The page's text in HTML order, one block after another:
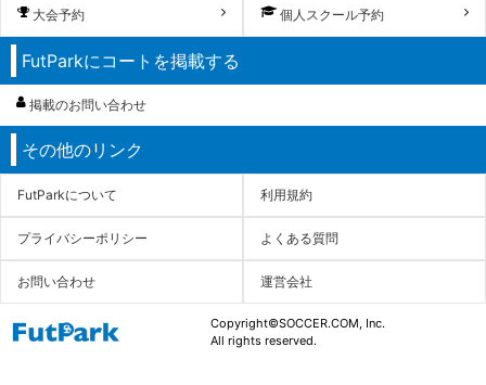
大会予約 個人スクール予約
FutParkにコートを掲載する
掲載のお問い合わせ
その他のリンク
FutParkについて 利用規約
プライバシーポリシー よくある質問
お問い合わせ 運営会社
Copyright©SOCCER.COM, Inc.
All rights reserved.